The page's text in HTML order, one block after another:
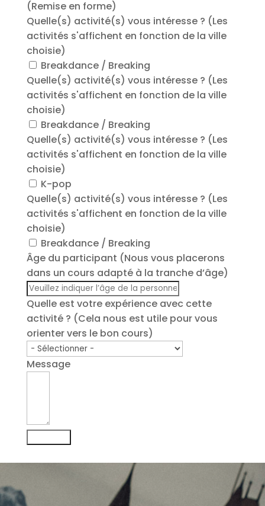
A PROPOS DU BREAK DANCE
Suivre
Suivre
KFM Crew
Ecole de breakdance
KFM Life
Contact
Presse et média
Booking DJ & Matériel
Events | Booking
utilisation.Je refuse
Privacy Overview